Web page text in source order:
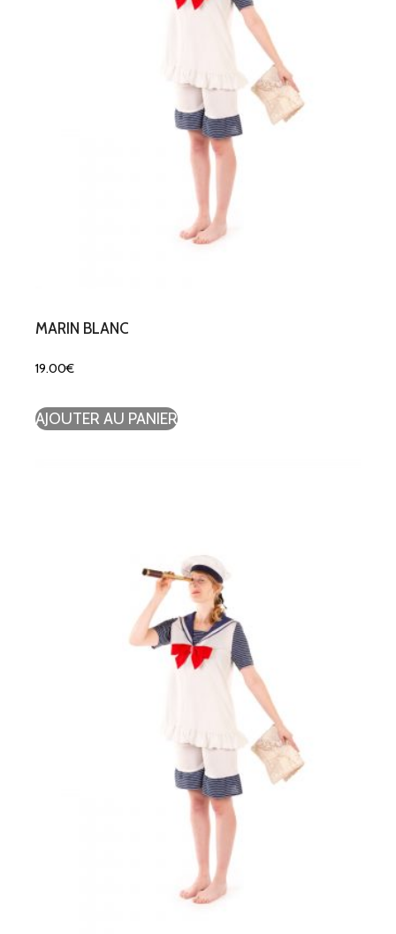
MARIN BLANC
19.00€
AJOUTER AU PANIER